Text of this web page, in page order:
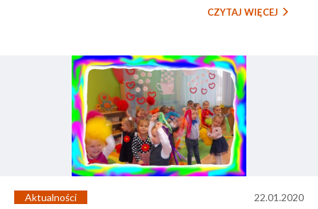
CZYTAJ WIĘCEJ
Aktualności 22.01.2020